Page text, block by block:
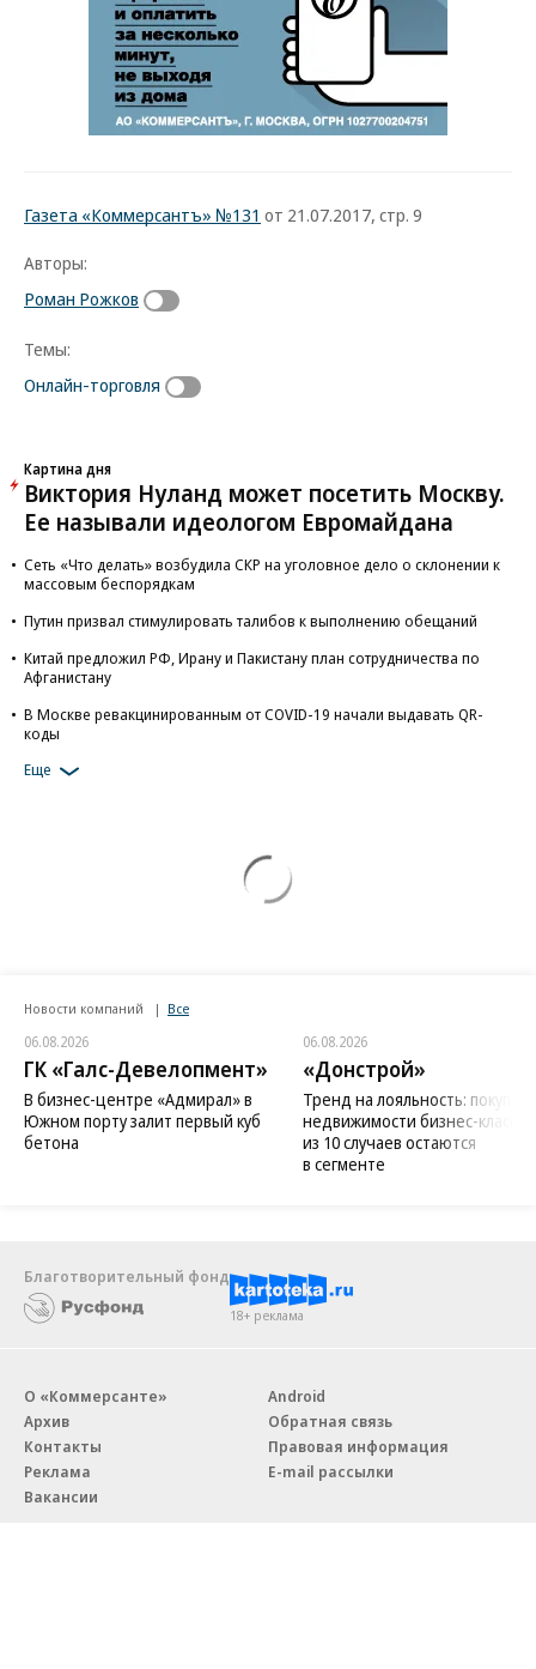
Газета «Коммерсантъ» №131 от 21.07.2017, стр. 9
Авторы:
Роман Рожков
Темы:
Онлайн-торговля
Картина дня
Виктория Нуланд может посетить Москву.
Ее называли идеологом Евромайдана
Сеть «Что делать» возбудила СКР на уголовное дело о склонении к
массовым беспорядкам
Путин призвал стимулировать талибов к выполнению обещаний
Китай предложил РФ, Ирану и Пакистану план сотрудничества по
Афганистану
В Москве ревакцинированным от COVID-19 начали выдавать QR-
коды
Еще
Новости компаний Все
06.08.2026
ГК «Галс-Девелопмент»
В бизнес-центре «Адмирал» в
Южном порту залит первый куб
бетона
06.08.2026
«Донстрой»
Тренд на лояльность:
недвижимости бизнес-класса
из 10 случаев остаются
в сегменте
Благотворительный фонд
18+ реклама
О «Коммерсанте»
Архив
Контакты
Реклама
Вакансии
Android
Обратная связь
Правовая информация
E-mail рассылки